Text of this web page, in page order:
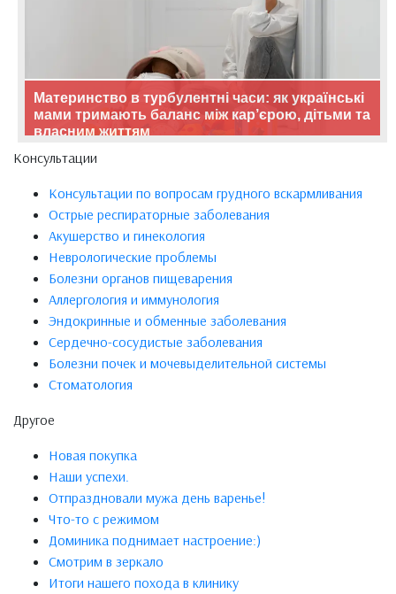
Материнство в турбулентні часи: як українські
мами тримають баланс між кар’єрою, дітьми та
власним життям
Консультации
Консультации по вопросам грудного вскармливания
Острые респираторные заболевания
Акушерство и гинекология
Неврологические проблемы
Болезни органов пищеварения
Аллергология и иммунология
Эндокринные и обменные заболевания
Сердечно-сосудистые заболевания
Болезни почек и мочевыделительной системы
Стоматология
Другое
Новая покупка
Наши успехи.
Отпраздновали мужа день варенье!
Что-то с режимом
Доминика поднимает настроение:)
Смотрим в зеркало
Итоги нашего похода в клинику